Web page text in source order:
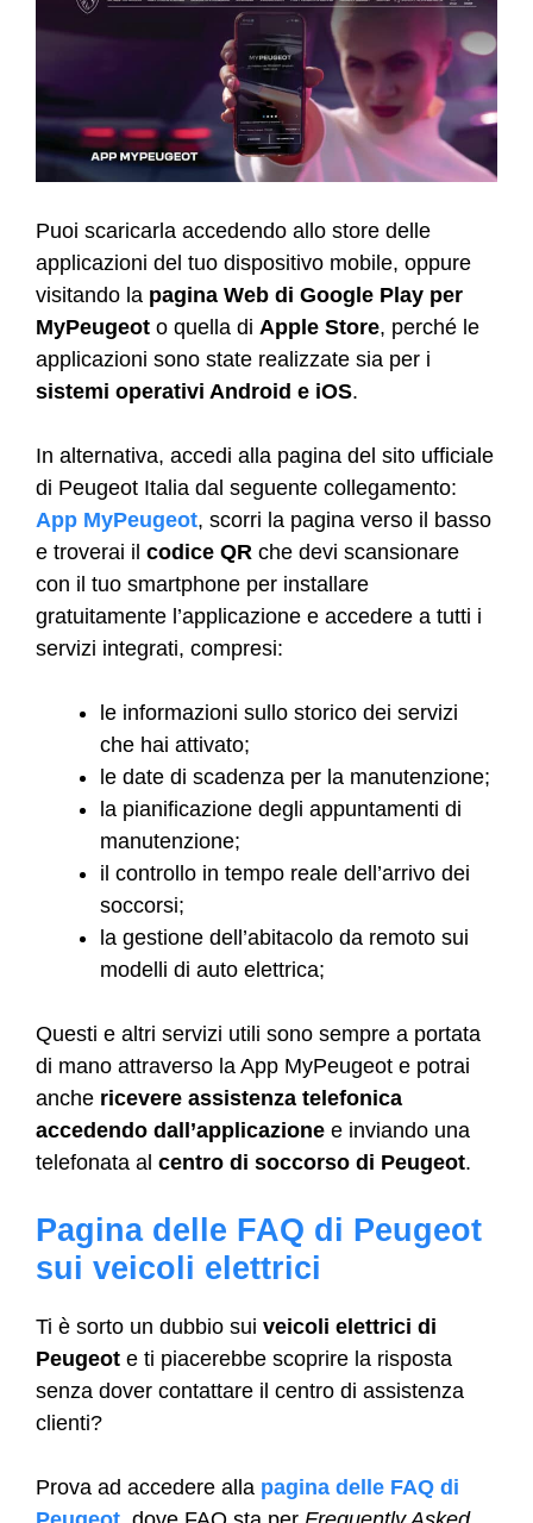
Puoi scaricarla accedendo allo store delle
applicazioni del tuo dispositivo mobile, oppure
visitando la pagina Web di Google Play per
MyPeugeot o quella di Apple Store, perché le
applicazioni sono state realizzate sia per i
sistemi operativi Android e iOS.
In alternativa, accedi alla pagina del sito ufficiale
di Peugeot Italia dal seguente collegamento:
App MyPeugeot, scorri la pagina verso il basso
e troverai il codice QR che devi scansionare
con il tuo smartphone per installare
gratuitamente l’applicazione e accedere a tutti i
servizi integrati, compresi:
le informazioni sullo storico dei servizi
che hai attivato;
le date di scadenza per la manutenzione;
la pianificazione degli appuntamenti di
manutenzione;
il controllo in tempo reale dell’arrivo dei
soccorsi;
la gestione dell’abitacolo da remoto sui
modelli di auto elettrica;
Questi e altri servizi utili sono sempre a portata
di mano attraverso la App MyPeugeot e potrai
anche ricevere assistenza telefonica
accedendo dall’applicazione e inviando una
telefonata al centro di soccorso di Peugeot.
Pagina delle FAQ di Peugeot
sui veicoli elettrici
Ti è sorto un dubbio sui veicoli elettrici di
Peugeot e ti piacerebbe scoprire la risposta
senza dover contattare il centro di assistenza
clienti?
Prova ad accedere alla pagina delle FAQ di